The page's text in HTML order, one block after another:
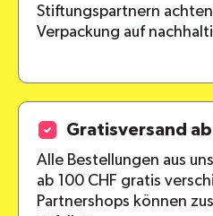
Stiftungspartnern
Verpackung auf
Gratisversand ab
Alle Bestellungen aus
ab 100 CHF gratis
Partnershops können